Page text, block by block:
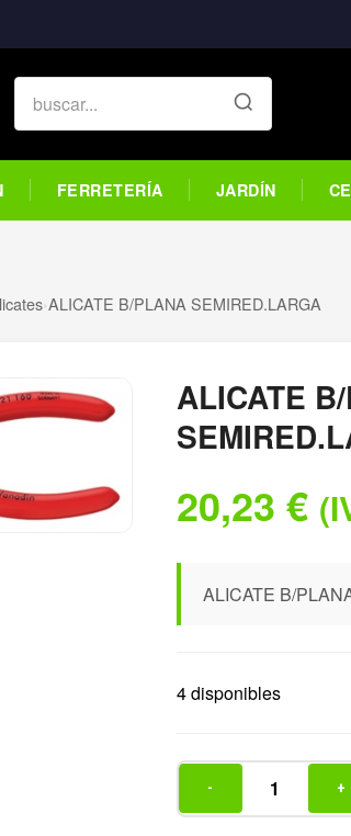
FERRETERÍA JARDÍN
›ALICATE B/PLANA SEMIRED.LARGA
ALICATE
20,23 €
ALICATE B/
4 disponibles
- +